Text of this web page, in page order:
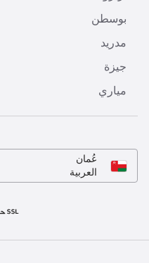
بوسطن
مدريد
جيزة
مياري
عُمان
العربية